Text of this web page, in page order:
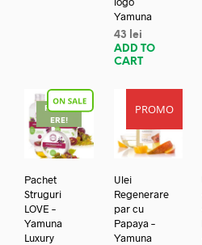
Yamuna
43
lei
ADD TO
CART
REDUC
ERE!
Pachet
Struguri
LOVE –
Yamuna
Luxury
PROMO
Ulei
Regenerare
par cu
Papaya –
Yamuna